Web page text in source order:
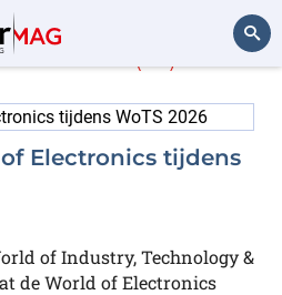
Electronics tijdens
of Industry, Technology &
de World of Electronics